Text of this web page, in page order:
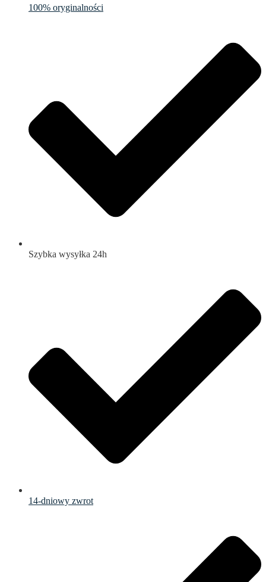
100% oryginalności
Szybka wysyłka 24h
14-dniowy zwrot